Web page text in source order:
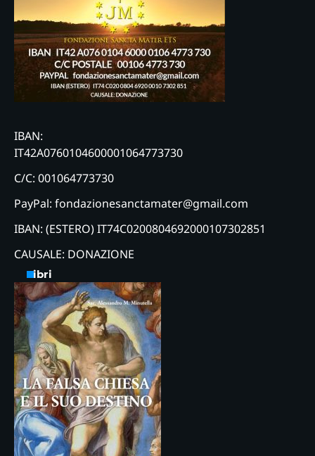
IBAN:
IT42A0760104600001064773730
C/C: 001064773730
PayPal: fondazionesanctamater@gmail.com
IBAN: (ESTERO) IT74C0200804692000107302851
CAUSALE: DONAZIONE
Libri